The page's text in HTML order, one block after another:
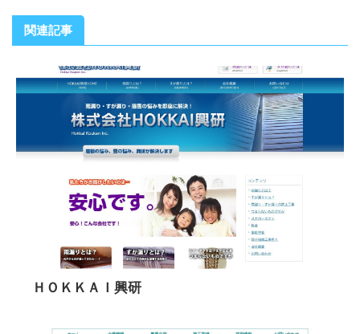
関連記事
ＨＯＫＫＡＩ興研